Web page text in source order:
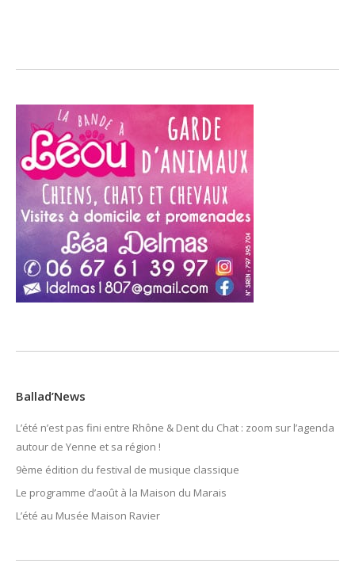
Ballad’News
L’été n’est pas fini entre Rhône & Dent du Chat : zoom sur l’agenda
autour de Yenne et sa région !
9ème édition du festival de musique classique
Le programme d’août à la Maison du Marais
L’été au Musée Maison Ravier